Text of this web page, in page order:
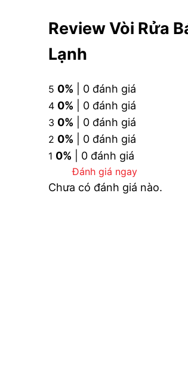
Review Vòi Rửa
Lạnh
5 0% | 0 đánh giá
4 0% | 0 đánh giá
3 0% | 0 đánh giá
2 0% | 0 đánh giá
1 0% | 0 đánh giá
Đánh giá ngay
Chưa có đánh giá nào.